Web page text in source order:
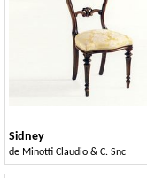
Sidney
de Minotti Claudio & C. Snc